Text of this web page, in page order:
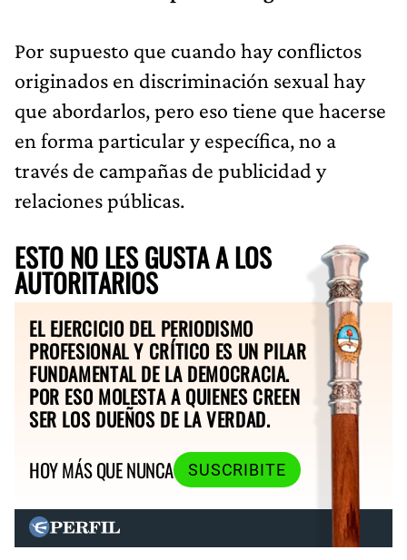
Por supuesto que cuando hay conflictos
originados en discriminación sexual hay
que abordarlos, pero eso tiene que hacerse
en forma particular y específica, no a
través de campañas de publicidad y
relaciones públicas.
ESTO NO LES GUSTA A LOS
AUTORITARIOS
EL EJERCICIO DEL PERIODISMO
PROFESIONAL Y CRÍTICO ES UN PILAR
FUNDAMENTAL DE LA DEMOCRACIA.
POR ESO MOLESTA A QUIENES CREEN
SER LOS DUEÑOS DE LA VERDAD.
HOY MÁS QUE NUNCA
SUSCRIBITE